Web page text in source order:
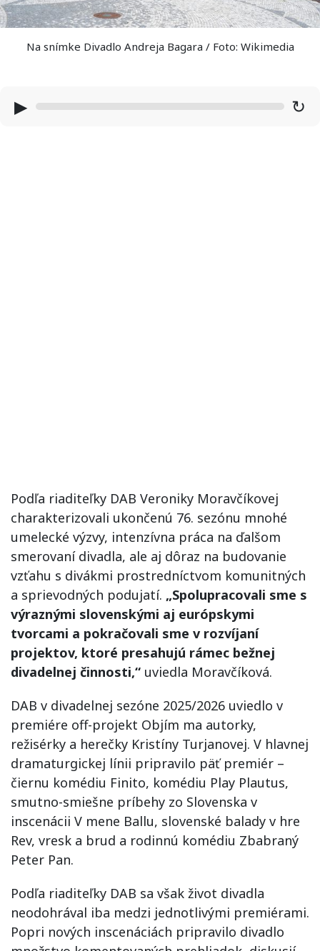
Na snímke Divadlo Andreja Bagara / Foto: Wikimedia
▶ ↻
Podľa riaditeľky DAB Veroniky Moravčíkovej
charakterizovali ukončenú 76. sezónu mnohé
umelecké výzvy, intenzívna práca na ďalšom
smerovaní divadla, ale aj dôraz na budovanie
vzťahu s divákmi prostredníctvom komunitných
a sprievodných podujatí. „Spolupracovali sme s
výraznými slovenskými aj európskymi
tvorcami a pokračovali sme v rozvíjaní
projektov, ktoré presahujú rámec bežnej
divadelnej činnosti,“ uviedla Moravčíková.
DAB v divadelnej sezóne 2025/2026 uviedlo v
premiére off-projekt Objím ma autorky,
režisérky a herečky Kristíny Turjanovej. V hlavnej
dramaturgickej línii pripravilo päť premiér –
čiernu komédiu Finito, komédiu Play Plautus,
smutno-smiešne príbehy zo Slovenska v
inscenácii V mene Ballu, slovenské balady v hre
Rev, vresk a brud a rodinnú komédiu Zbabraný
Peter Pan.
Podľa riaditeľky DAB sa však život divadla
neodohrával iba medzi jednotlivými premiérami.
Popri nových inscenáciách pripravilo divadlo